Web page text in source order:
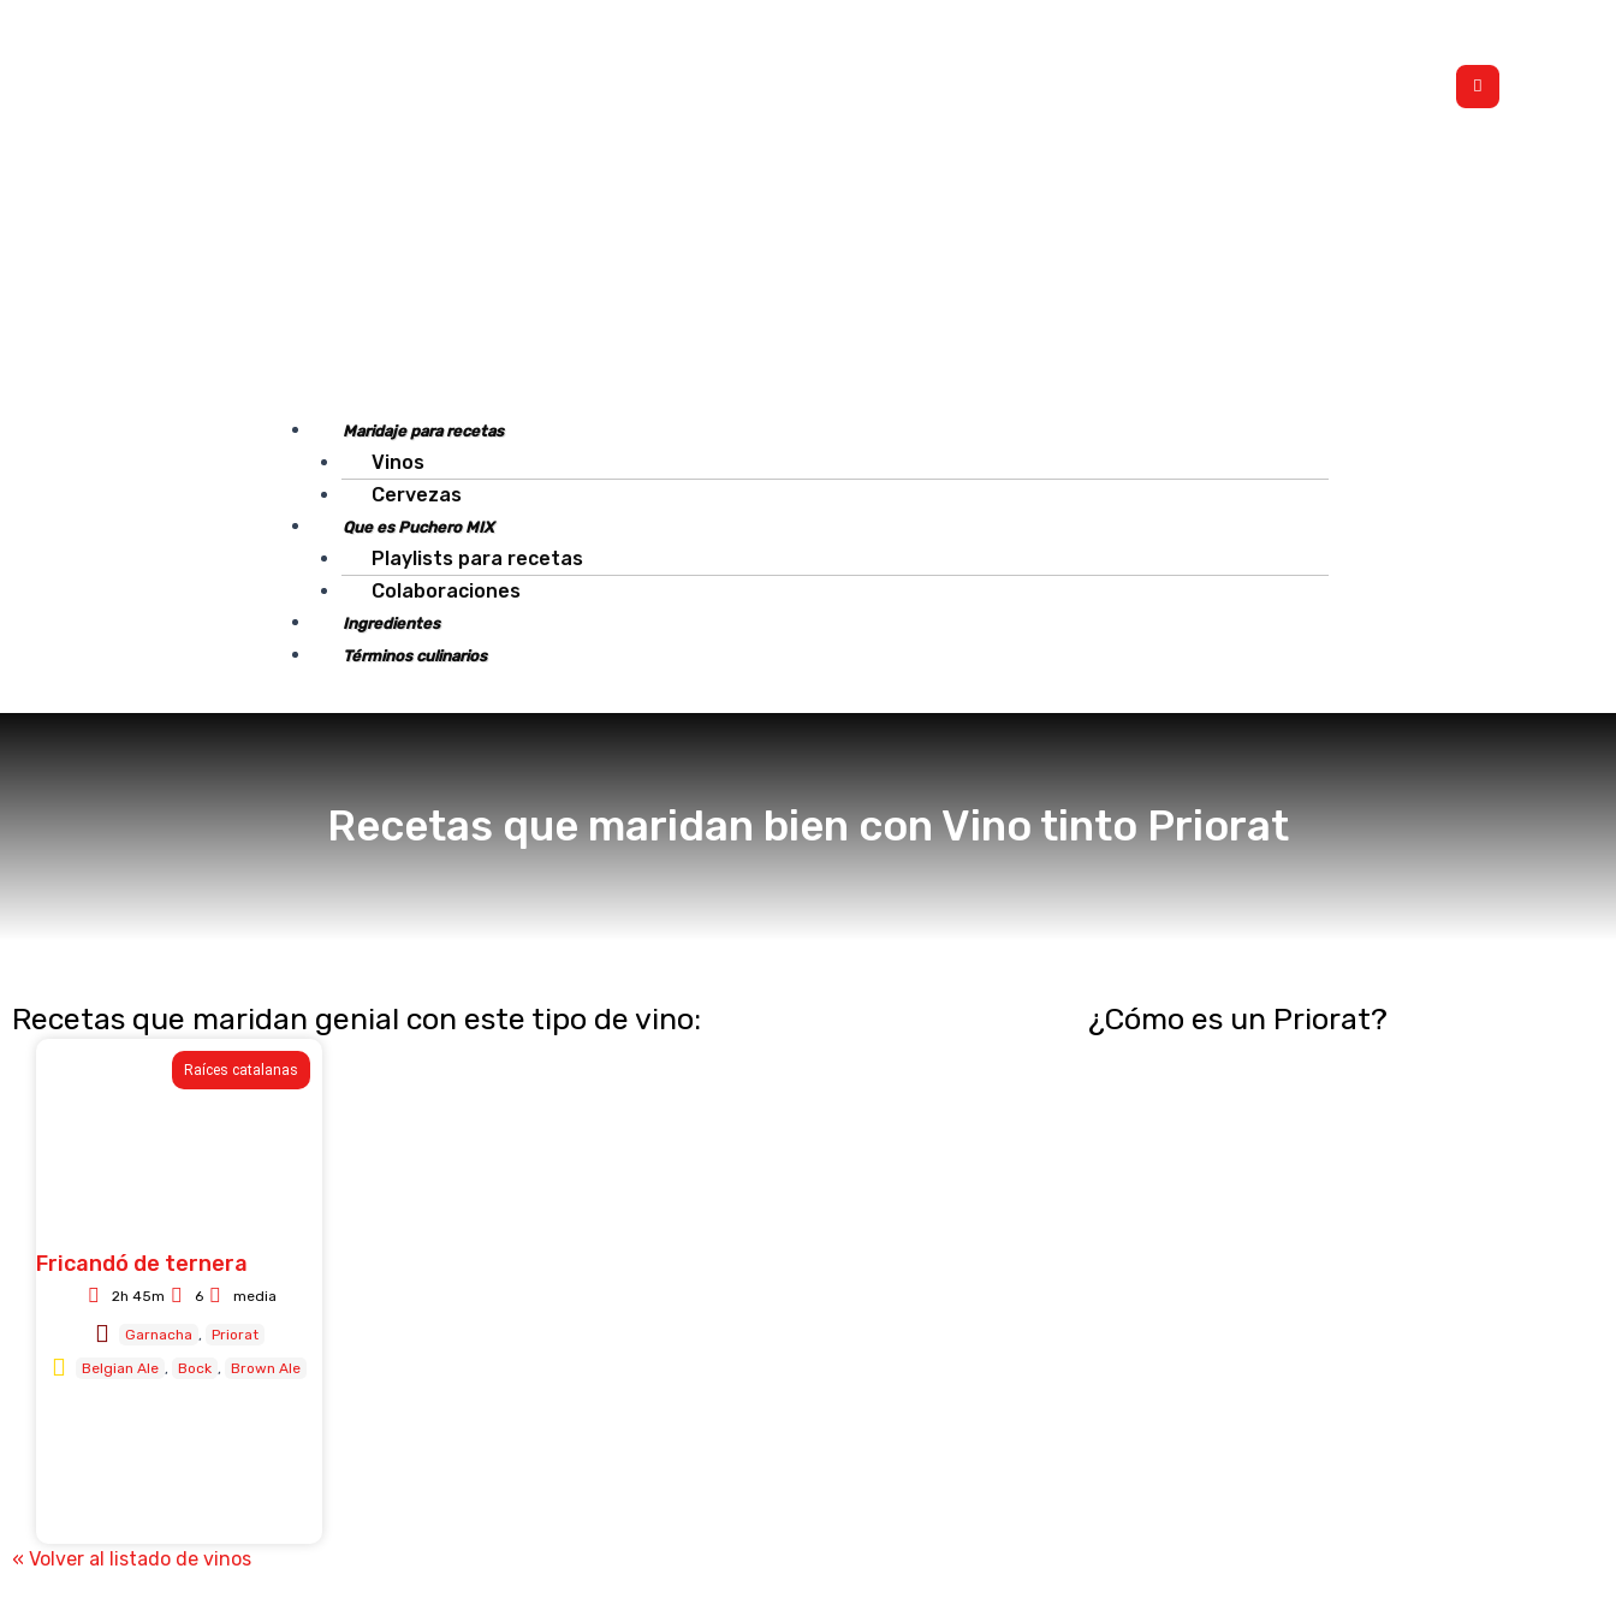
Maridaje para recetas
Vinos
Cervezas
Que es Puchero MIX
Playlists para recetas
Colaboraciones
Ingredientes
Términos culinarios
Recetas que maridan bien con Vino tinto Priorat
Recetas que maridan genial con este tipo de vino:
Raíces catalanas
Fricandó de ternera
2h 45m 6 media
Garnacha
Priorat
Belgian Ale
Bock Brown Ale
« Volver al listado de vinos
¿Cómo es un Priorat?